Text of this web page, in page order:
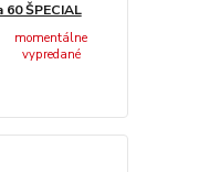
ŠPECIAL
momentálne
vypredané